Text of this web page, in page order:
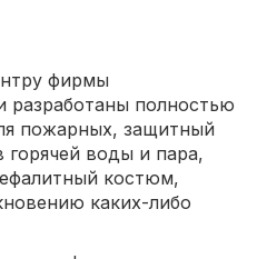
фирмы
полностью
пожарных, защитный
горячей воды и пара,
костюм,
каких-либо